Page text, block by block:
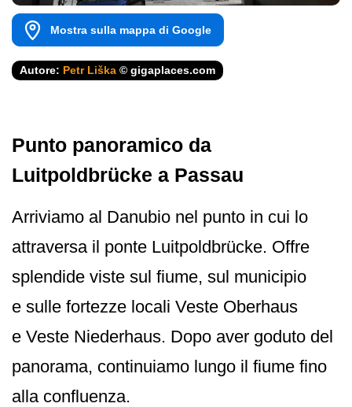
Mostra sulla mappa di Google
Autore: Petr Liška © gigaplaces.com
Punto panoramico da
Luitpoldbrücke a Passau
Arriviamo al Danubio nel punto in cui lo
attraversa il ponte Luitpoldbrücke. Offre
splendide viste sul fiume, sul municipio
e sulle fortezze locali Veste Oberhaus
e Veste Niederhaus. Dopo aver goduto del
panorama, continuiamo lungo il fiume fino
alla confluenza.